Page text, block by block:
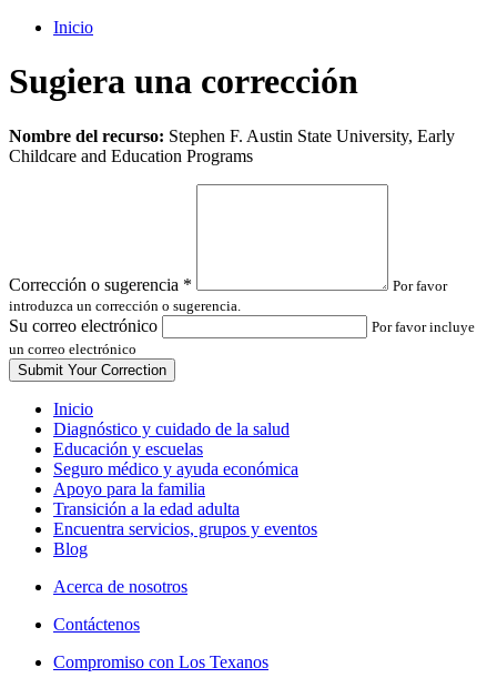
Inicio
Sugiera una corrección
Leave
this
Nombre del recurso: Stephen F. Austin State University, Early
Childcare and Education Programs
Corrección o sugerencia *
Por favor
introduzca un corrección o sugerencia.
Su correo electrónico
Por favor incluye
un correo electrónico
Inicio
Diagnóstico y cuidado de la salud
Educación y escuelas
Seguro médico y ayuda económica
Apoyo para la familia
Transición a la edad adulta
Encuentra servicios, grupos y eventos
Blog
Acerca de nosotros
Contáctenos
Compromiso con Los Texanos